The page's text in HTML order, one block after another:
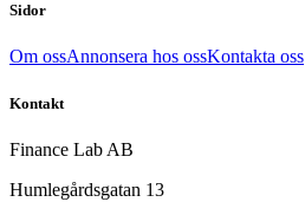
Sidor
Om ossAnnonsera hos ossKontakta oss
Kontakt
Finance Lab AB
Humlegårdsgatan 13